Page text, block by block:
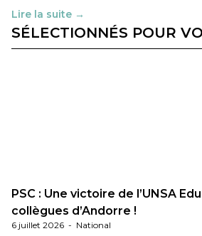
Lire la suite →
SÉLECTIONNÉS POUR
PSC : Une victoire de l’UNSA
collègues d’Andorre !
6 juillet 2026 - National